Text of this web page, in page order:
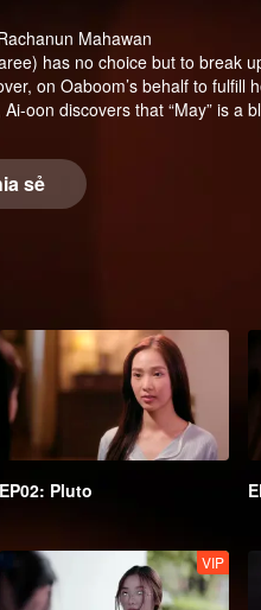
Mahawan
has no choice but to break
on Oaboom’s behalf to
oon discovers that “May” is
when it begins with a lie. How
out.
sẻ
EP02: Pluto
VIP